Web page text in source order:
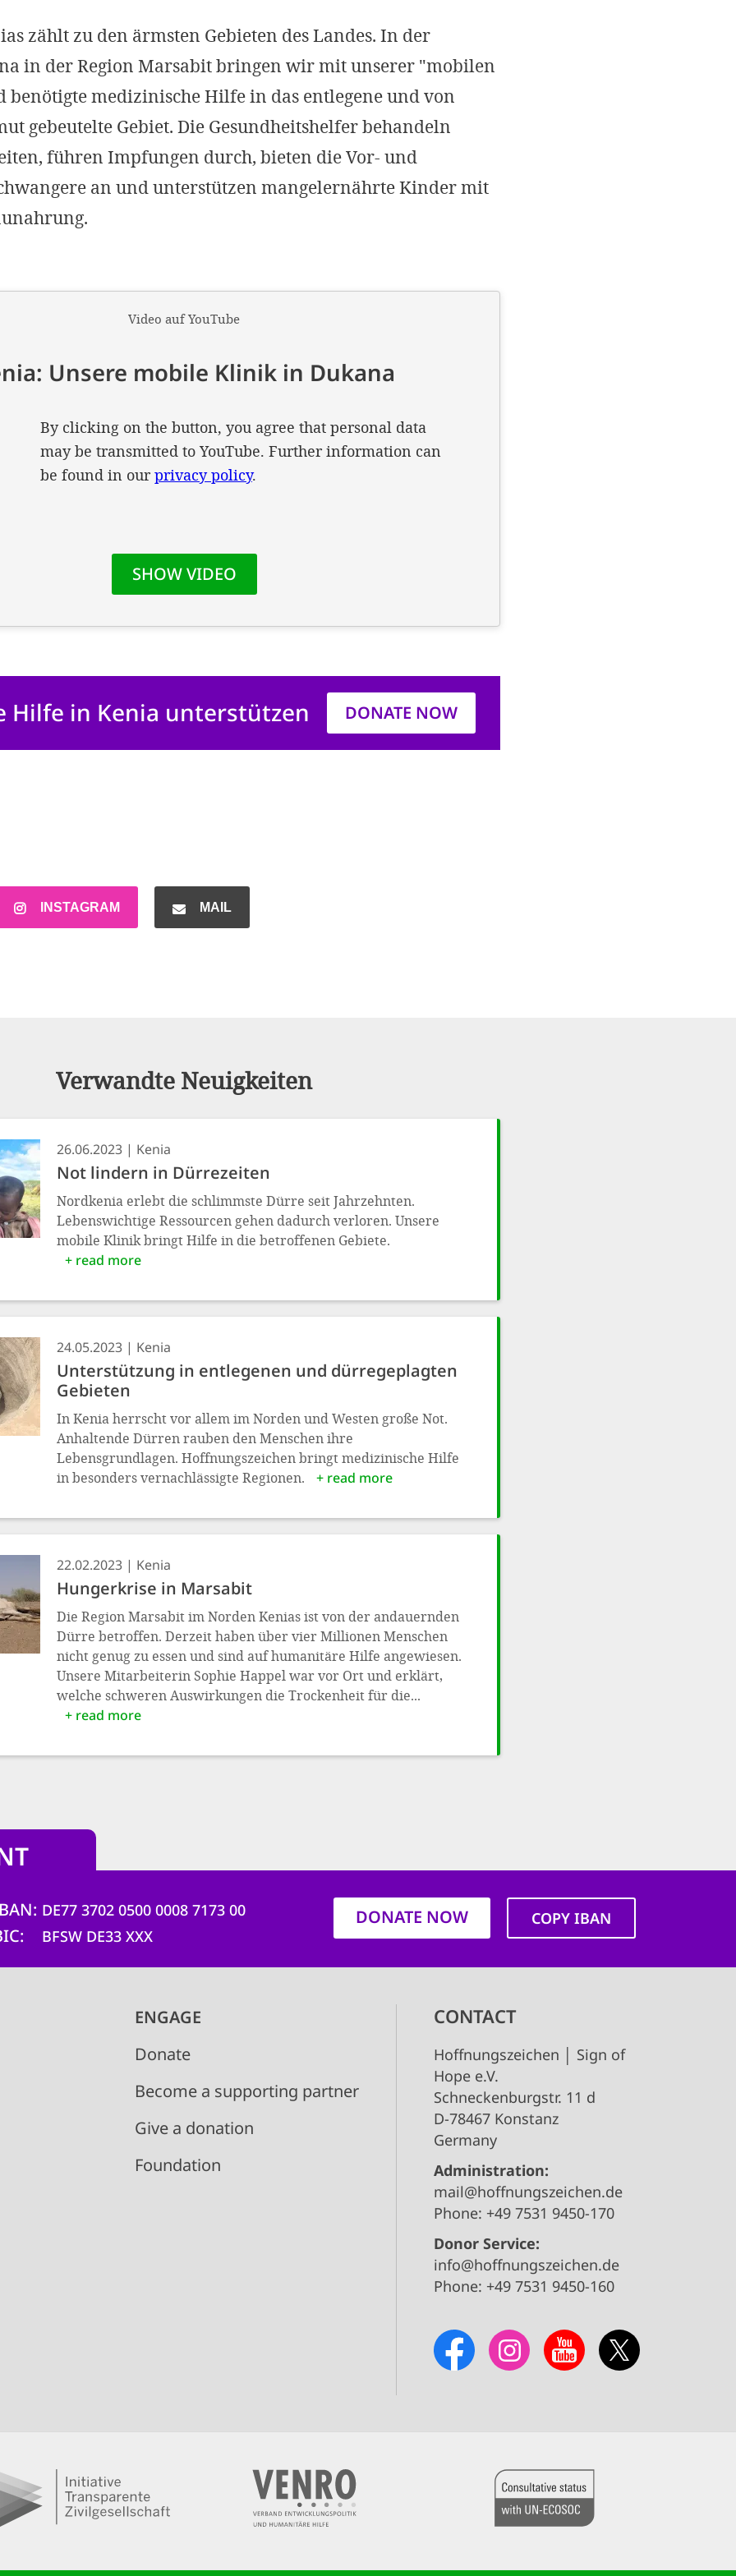
zählt zu den ärmsten Gebieten des Landes. In der
in der Region Marsabit bringen wir mit unserer "mobilen
medizinische Hilfe in das entlegene und von
gebeutelte Gebiet. Die Gesundheitshelfer behandeln
führen Impfungen durch, bieten die Vor- und
an und unterstützen mangelernährte Kinder mit
Hilfe in Kenia unterstützen DONATE NOW
INSTAGRAM MAIL
Verwandte Neuigkeiten
26.06.2023 Kenia
Not lindern in Dürrezeiten
Nordkenia erlebt die schlimmste Dürre seit Jahrzehnten.
Lebenswichtige Ressourcen gehen dadurch verloren. Unsere
mobile Klinik bringt Hilfe in die betroffenen Gebiete.
+ read more
24.05.2023 Kenia
Unterstützung in entlegenen und dürregeplagten
Gebieten
In Kenia herrscht vor allem im Norden und Westen große Not.
Anhaltende Dürren rauben den Menschen ihre
Lebensgrundlagen. Hoffnungszeichen bringt medizinische Hilfe
in besonders vernachlässigte Regionen.
+ read more
22.02.2023 Kenia
Hungerkrise in Marsabit
Die Region Marsabit im Norden Kenias ist von der andauernden
Dürre betroffen. Derzeit haben über vier Millionen Menschen
nicht genug zu essen und sind auf humanitäre Hilfe angewiesen.
Unsere Mitarbeiterin Sophie Happel war vor Ort und erklärt,
welche schweren Auswirkungen die Trockenheit für die...
+ read more
DE77 3702 0500 0008 7173 00
BFSW DE33 XXX
DONATE NOW COPY IBAN
ENGAGE
Donate
Become a supporting partner
Give a donation
Foundation
CONTACT
Hoffnungszeichen │ Sign of
Hope e.V.
Schneckenburgstr. 11 d
D-78467 Konstanz
Germany
Administration:
mail@hoffnungszeichen.de
Phone: +49 7531 9450-170
Donor Service:
info@hoffnungszeichen.de
Phone: +49 7531 9450-160